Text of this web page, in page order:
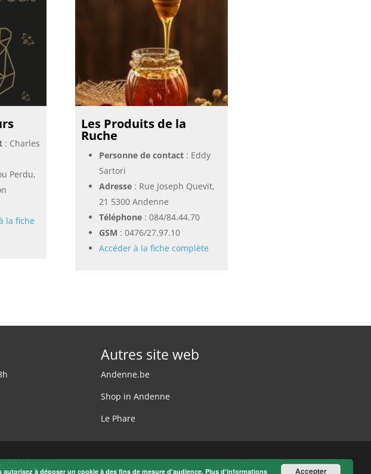
: Charles
Perdu,
la fiche
Les Produits de la
Ruche
Personne de contact: Eddy
Sartori
Adresse: Rue Joseph Quevit,
21 5300 Andenne
Téléphone: 084/84.44.70
GSM : 0476/27.97.10
Accéder à la fiche complète
Autres site web
Andenne.be
Shop in Andenne
Le Phare
à déposer un cookie à des fins de mesure d'audience. Plus d'informations Accepter